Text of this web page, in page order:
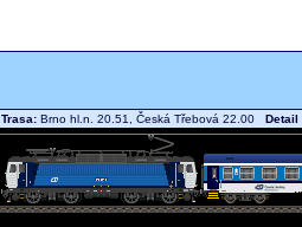
Trasa: Brno hl.n. 20.51, Česká Třebová 22.00 Detail